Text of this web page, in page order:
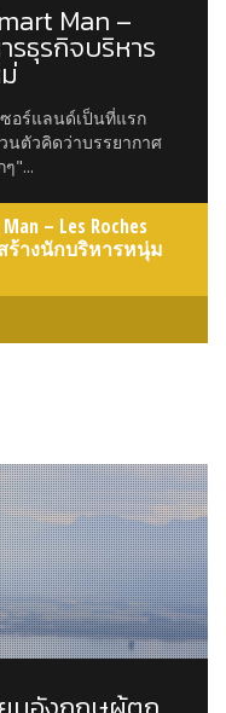
Man –
รธุรกิจบริหาร
อร์แลนด์เป็นที่แรก
นตัวคิดว่าบรรยากาศ
"...
– Les Roches
ร้างนักบริหารหนุ่ม